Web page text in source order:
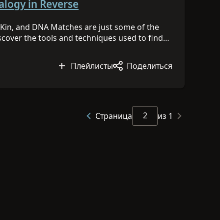
deep within our lineages.
in Reverse
and DNA Matches are just some of the
the tools and techniques used to find
Плейлисты Поделиться
Страница из 1